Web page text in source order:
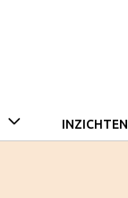
INZICHTEN